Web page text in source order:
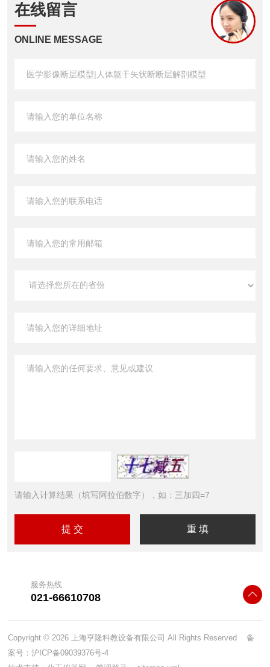
在线留言
ONLINE MESSAGE
请输入计算结果（填写阿拉伯数字），如：三加四=7
服务热线
021-66610708
Copyright © 2026 上海亨隆科教设备有限公司 All Rights Reserved 备
案号：沪ICP备09039376号-4